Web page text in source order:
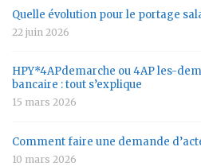
Quelle évolution pour le portage
22 juin 2026
HPY*4APdemarche ou 4AP les-
bancaire : tout s’explique
15 mars 2026
Comment faire une demande
10 mars 2026